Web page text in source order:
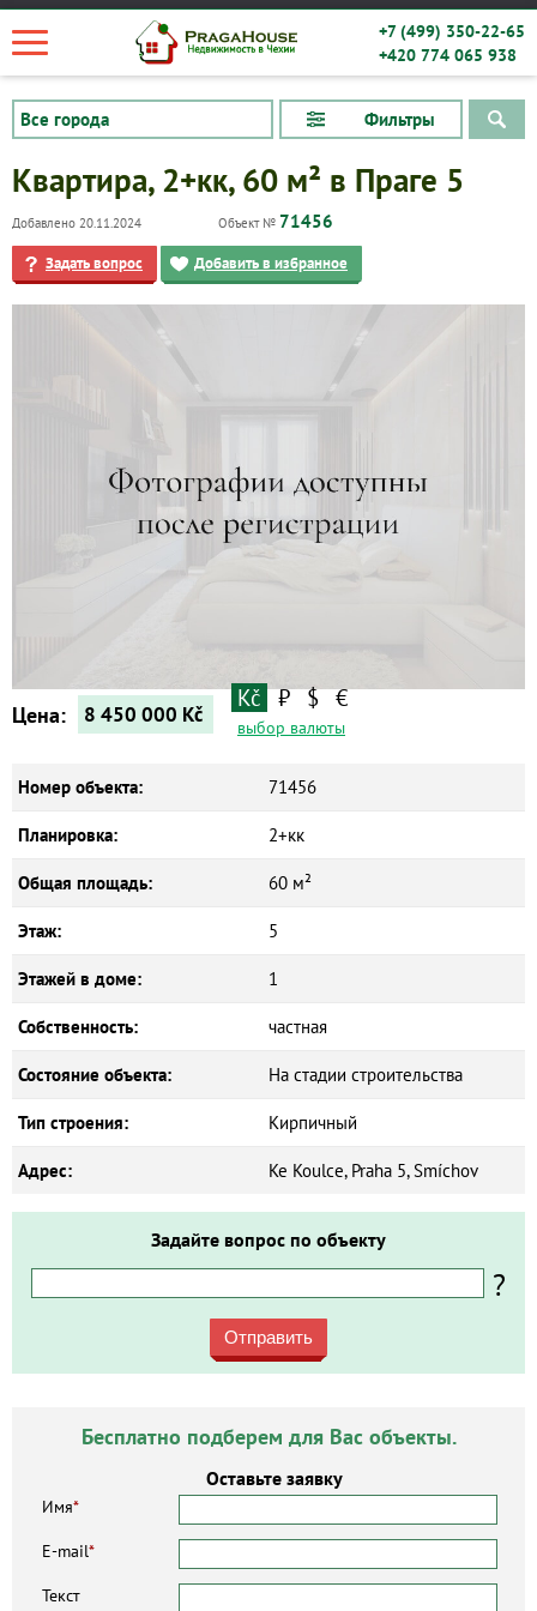
+7 (499) 350-22-65
+420 774 065 938
Фильтры
Квартира, 2+кк, 60 м² в Праге 5
Добавлено 20.11.2024 Объект № 71456
Задать вопрос Добавить в избранное
Цена: 8 450 000 Kč
Kč ₽ $ €
выбор валюты
Номер объекта: 71456
Планировка: 2+кк
Общая площадь: 60 м²
Этаж: 5
Этажей в доме: 1
Собственность: частная
Состояние объекта: На стадии строительства
Тип строения: Кирпичный
Адрес: Ke Koulce, Praha 5, Smíchov
Задайте вопрос по объекту
?
Отправить
Бесплатно подберем для Вас объекты.
Оставьте заявку
Имя*
E-mail*
Текст